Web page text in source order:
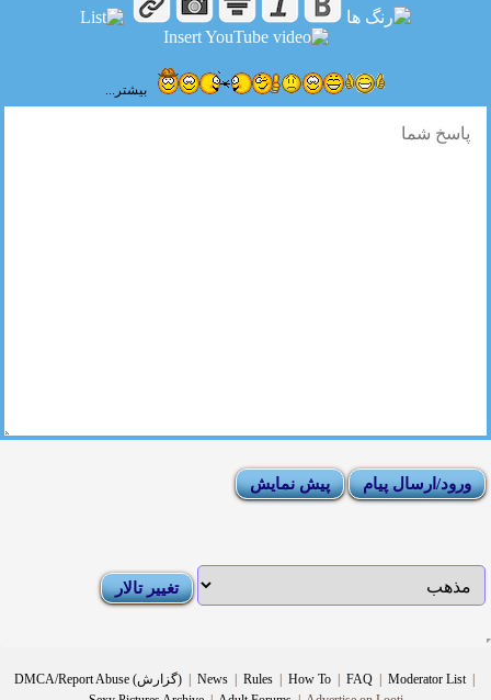
بیشتر...
DMCA/Report Abuse (گزارش) News Rules How To FAQ Moderator List